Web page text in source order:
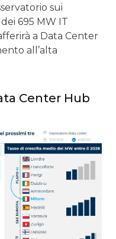
sui
695 MW IT
a Data Center
all’alta
Center Hub